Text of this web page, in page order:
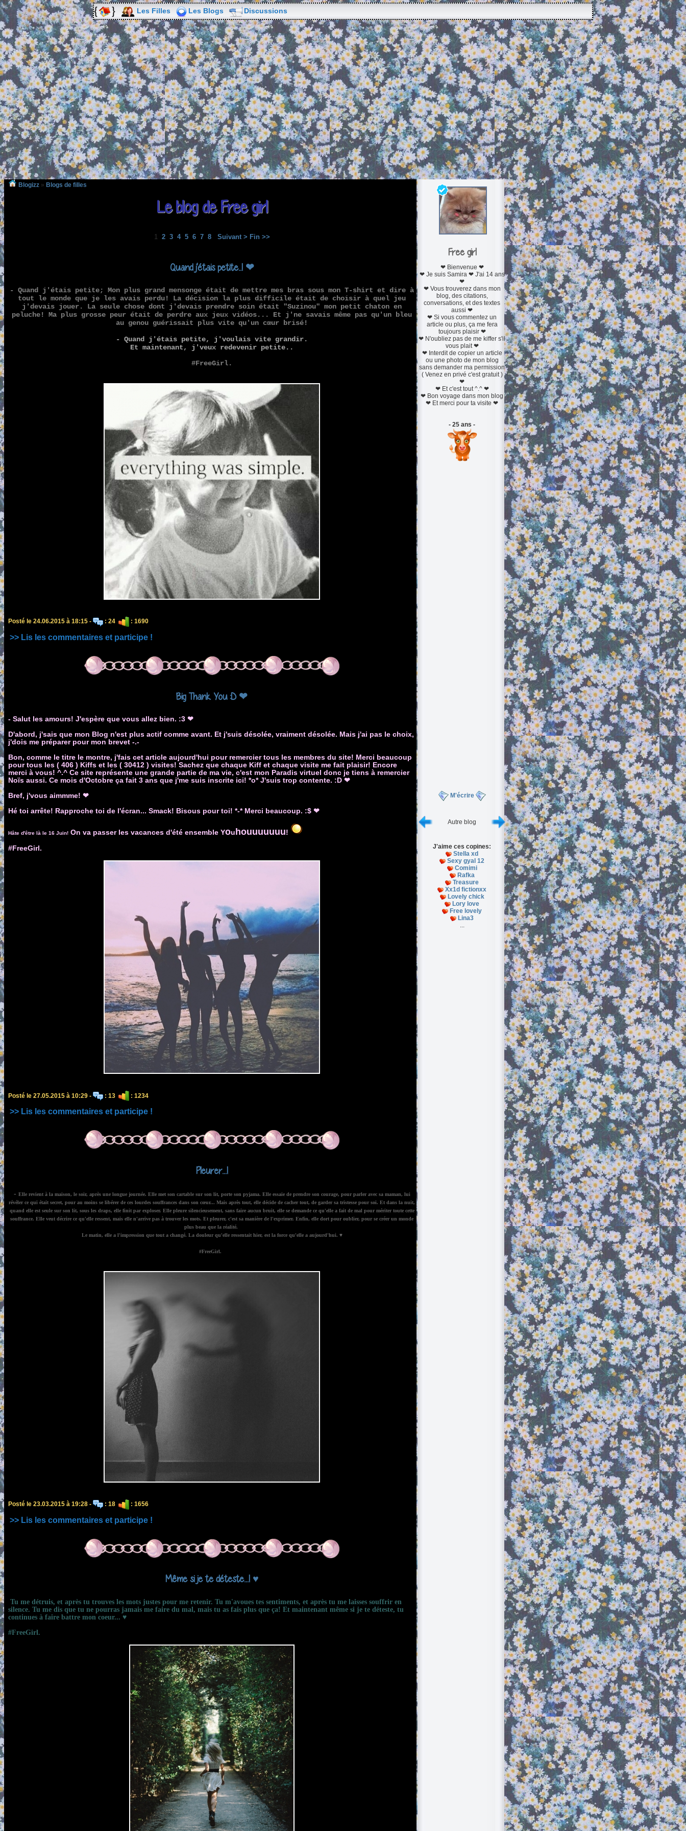
Les Filles Les Blogs Discussions
Blogizz » Blogs de filles
Le blog de Free girl
1 2 3 4 5 6 7 8 Suivant > Fin >>
Quand j'étais petite..! ❤
- Quand j'étais petite; Mon plus grand mensonge était de mettre mes bras sous mon T-shirt et dire à
tout le monde que je les avais perdu! La décision la plus difficile était de choisir à quel jeu
j'devais jouer. La seule chose dont j'devais prendre soin était "Suzinou" mon petit chaton en
peluche! Ma plus grosse peur était de perdre aux jeux vidéos... Et j'ne savais même pas qu'un bleu
au genou guérissait plus vite qu'un cœur brisé!
- Quand j'étais petite, j'voulais vite grandir.
Et maintenant, j'veux redevenir petite..
#FreeGirl.
Posté le 24.06.2015 à 18:15 - : 24 : 1690
>> Lis les commentaires et participe !
Big Thank You :D ❤
- Salut les amours! J'espère que vous allez bien. :3 ❤
D'abord, j'sais que mon Blog n'est plus actif comme avant. Et j'suis désolée, vraiment désolée. Mais j'ai pas le choix,
j'dois me préparer pour mon brevet -.-
Bon, comme le titre le montre, j'fais cet article aujourd'hui pour remercier tous les membres du site! Merci beaucoup
pour tous les ( 406 ) Kiffs et les ( 30412 ) visites! Sachez que chaque Kiff et chaque visite me fait plaisir! Encore
merci à vous! ^.^ Ce site représente une grande partie de ma vie, c'est mon Paradis virtuel donc je tiens à remercier
Noïs aussi. Ce mois d'Octobre ça fait 3 ans que j'me suis inscrite ici! *o* J'suis trop contente. :D ❤
Bref, j'vous aimmme! ❤
Hé toi arrête! Rapproche toi de l'écran... Smack! Bisous pour toi! *-* Merci beaucoup. :$ ❤
Hâte d'être là le 16 Juin! On va passer les vacances d'été ensemble You houuuuuuu!
#FreeGirl.
Posté le 27.05.2015 à 10:29 - : 13 : 1234
>> Lis les commentaires et participe !
Pleurer...!
- Elle revient à la maison, le soir, après une longue journée. Elle met son cartable sur son lit, porte son pyjama. Elle essaie de prendre son courage, pour parler avec sa maman, lui
révéler ce qui était secret, pour au moins se libérer de ces lourdes souffrances dans son cœur... Mais après tout, elle décide de cacher tout, de garder sa tristesse pour soi. Et dans la nuit,
quand elle est seule sur son lit, sous les draps, elle finit par exploser. Elle pleure silencieusement, sans faire aucun bruit, elle se demande ce qu'elle a fait de mal pour mériter toute cette
souffrance. Elle veut décrire ce qu'elle ressent, mais elle n'arrive pas à trouver les mots. Et pleurer, c'est sa manière de l'exprimer. Enfin, elle dort pour oublier, pour se créer un monde
plus beau que la réalité.
Le matin, elle a l'impression que tout a changé. La douleur qu'elle ressentait hier, est la force qu'elle a aujourd'hui. ♥
#FreeGirl.
Posté le 23.03.2015 à 19:28 - : 18 : 1656
>> Lis les commentaires et participe !
Même si je te déteste...! ♥
Tu me détruis, et après tu trouves les mots justes pour me retenir. Tu m'avoues tes sentiments, et après tu me laisses souffrir en
silence. Tu me dis que tu ne pourras jamais me faire du mal, mais tu as fais plus que ça! Et maintenant même si je te déteste, tu
continues à faire battre mon coeur... ♥
#FreeGirl.
Free girl
❤ Bienvenue ❤
❤ Je suis Samira ❤ J'ai 14 ans
❤
❤ Vous trouverez dans mon
blog, des citations,
conversations, et des textes
aussi ❤
❤ Si vous commentez un
article ou plus, ça me fera
toujours plaisir ❤
❤ N'oubliez pas de me kiffer s'il
vous plait ❤
❤ Interdit de copier un article
ou une photo de mon blog
sans demander ma permission
( Venez en privé c'est gratuit )
❤
❤ Et c'est tout ^.^ ❤
❤ Bon voyage dans mon blog
❤ Et merci pour ta visite ❤
- 25 ans -
M'écrire
Autre blog
J'aime ces copines:
Stella xd
Sexy gyal 12
Comimi
Rafka
Treasure
Xx1d fictionxx
Lovely chick
Lory love
Free lovely
Lina3
...